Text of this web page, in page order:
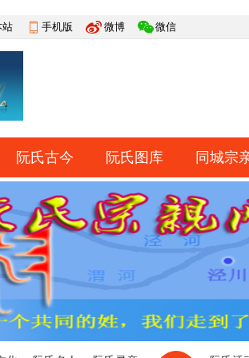
站 手机版 微博 微信
快捷导航
阮氏古今 阮氏图库 同城宗
祭祀 排行榜 导读